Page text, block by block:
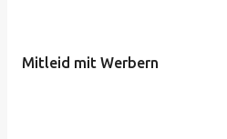
Mitleid mit Werbern